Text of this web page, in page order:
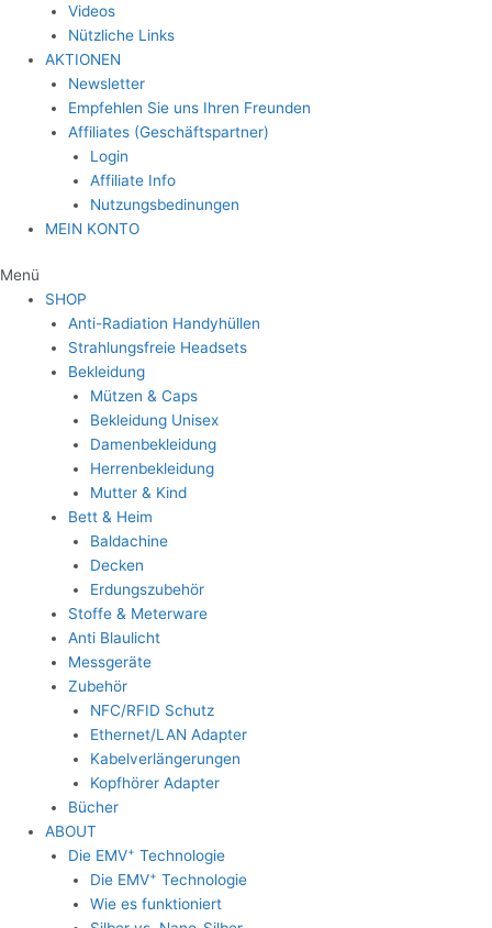
Videos
Nützliche Links
AKTIONEN
Newsletter
Empfehlen Sie uns Ihren Freunden
Affiliates (Geschäftspartner)
Login
Affiliate Info
Nutzungsbedinungen
MEIN KONTO
Menü
SHOP
Anti-Radiation Handyhüllen
Strahlungsfreie Headsets
Bekleidung
Mützen & Caps
Bekleidung Unisex
Damenbekleidung
Herrenbekleidung
Mutter & Kind
Bett & Heim
Baldachine
Decken
Erdungszubehör
Stoffe & Meterware
Anti Blaulicht
Messgeräte
Zubehör
NFC/RFID Schutz
Ethernet/LAN Adapter
Kabelverlängerungen
Kopfhörer Adapter
Bücher
ABOUT
Die EMV+ Technologie
Die EMV+ Technologie
Wie es funktioniert